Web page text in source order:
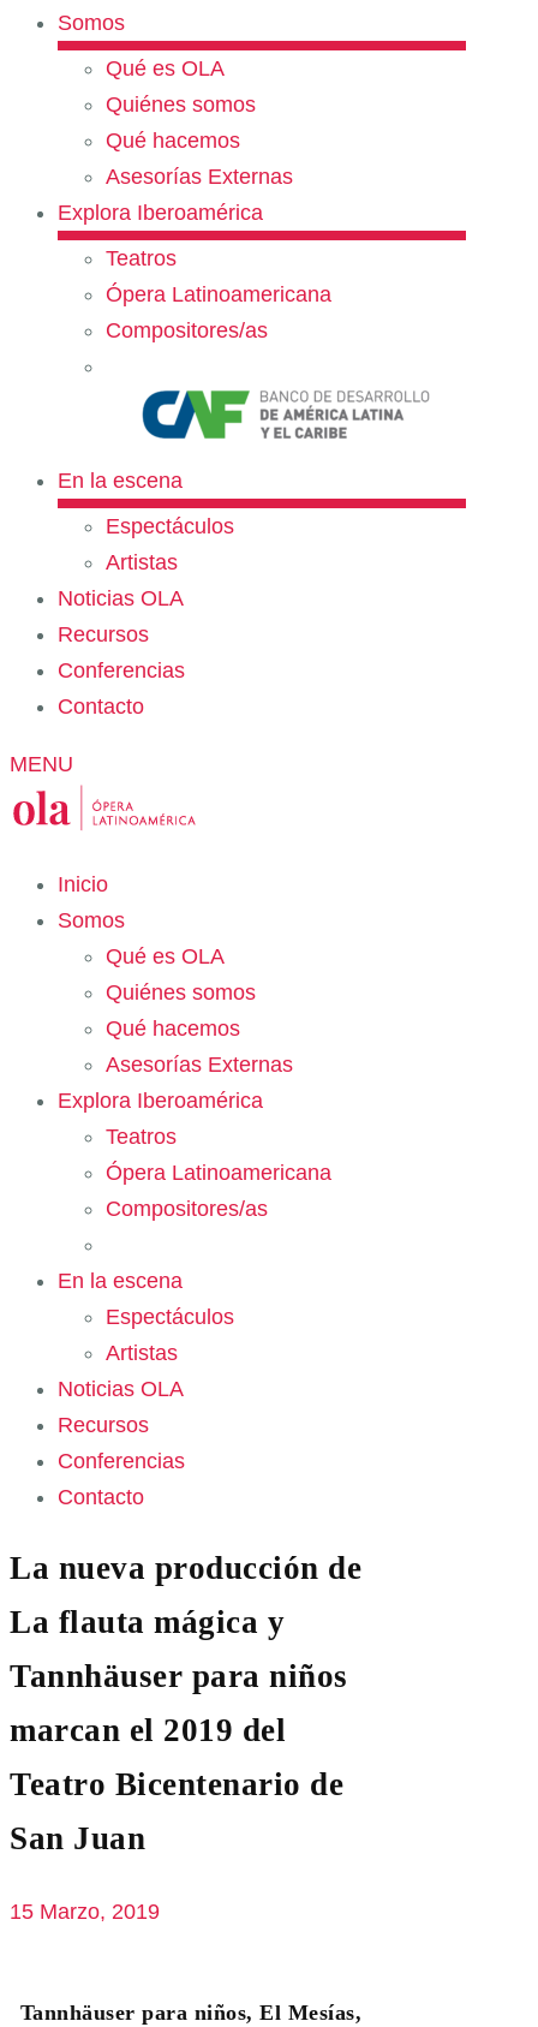
Somos
Qué es OLA
Quiénes somos
Qué hacemos
Asesorías Externas
Explora Iberoamérica
Teatros
Ópera Latinoamericana
Compositores/as
En la escena
Espectáculos
Artistas
Noticias OLA
Recursos
Conferencias
Contacto
MENU
Inicio
Somos
Qué es OLA
Quiénes somos
Qué hacemos
Asesorías Externas
Explora Iberoamérica
Teatros
Ópera Latinoamericana
Compositores/as
En la escena
Espectáculos
Artistas
Noticias OLA
Recursos
Conferencias
Contacto
La nueva producción de
La flauta mágica y
Tannhäuser para niños
marcan el 2019 del
Teatro Bicentenario de
San Juan
15 Marzo, 2019
Tannhäuser para niños, El Mesías,